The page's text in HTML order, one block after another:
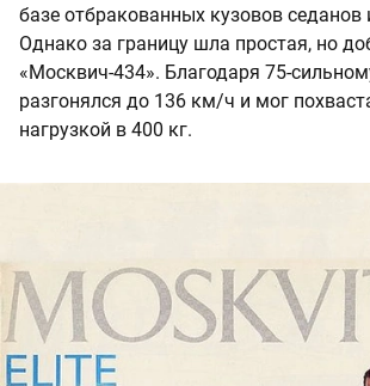
базе отбракованных кузовов седанов
Однако за границу шла простая, но
«Москвич-434». Благодаря 75-
разгонялся до 136 км/ч и мог
нагрузкой в 400 кг.